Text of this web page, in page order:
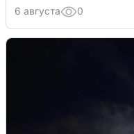
6 августа 0